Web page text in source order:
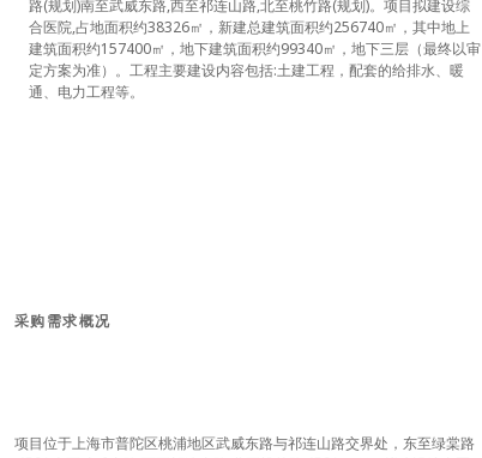
路(规划)南至武威东路,西至祁连山路,北至桃竹路(规划)。项目拟建设综
合医院,占地面积约38326㎡，新建总建筑面积约256740㎡，其中地上
建筑面积约157400㎡，地下建筑面积约99340㎡，地下三层（最终以审
定方案为准）。工程主要建设内容包括:土建工程，配套的给排水、暖
通、电力工程等。
采购需求概况
项目位于上海市普陀区桃浦地区武威东路与祁连山路交界处，东至绿棠路